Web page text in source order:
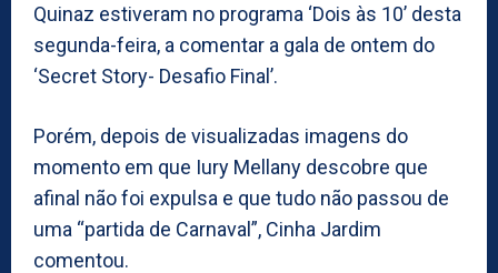
Quinaz estiveram no programa ‘Dois às 10’ desta
segunda-feira, a comentar a gala de ontem do
‘Secret Story- Desafio Final’.
Porém, depois de visualizadas imagens do
momento em que Iury Mellany descobre que
afinal não foi expulsa e que tudo não passou de
uma “partida de Carnaval”, Cinha Jardim
comentou.